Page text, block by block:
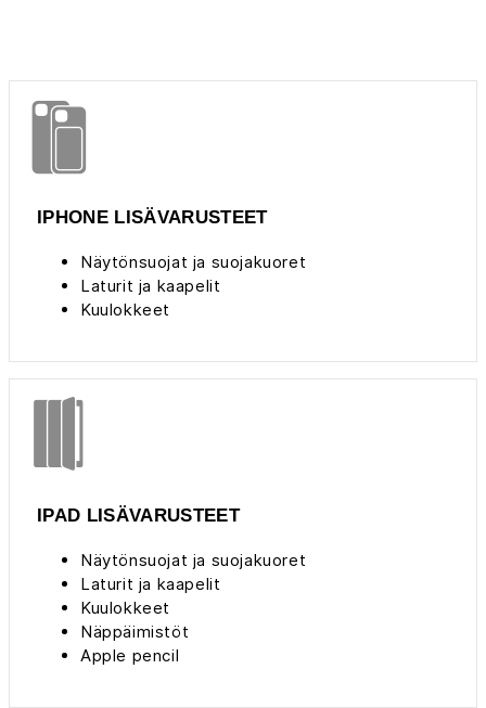
IPHONE LISÄVARUSTEET
Näytönsuojat ja suojakuoret
Laturit ja kaapelit
Kuulokkeet
IPAD LISÄVARUSTEET
Näytönsuojat ja suojakuoret
Laturit ja kaapelit
Kuulokkeet
Näppäimistöt
Apple pencil